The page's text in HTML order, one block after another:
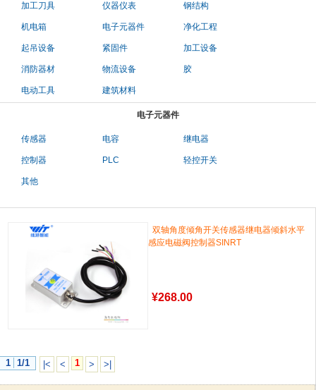
加工刀具 仪器仪表 钢结构
机电箱 电子元器件 净化工程
起吊设备 紧固件 加工设备
消防器材 物流设备 胶
电动工具 建筑材料
电子元器件
传感器 电容 继电器
控制器 PLC 轻控开关
其他
双轴角度倾角开关传感器继电器倾斜水平
感应电磁阀控制器SINRT
¥268.00
1 1/1 |< < 1 > >|